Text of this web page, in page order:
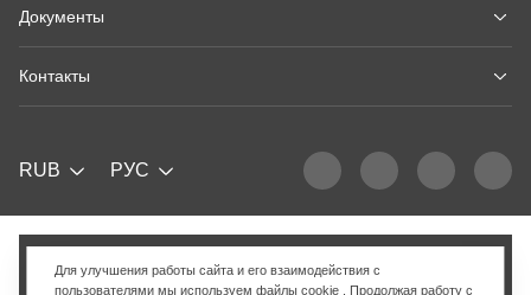
Добавить в корзину
Документы
Контакты
RUB РУС
Для улучшения работы сайта и его взаимодействия с
пользователями мы используемфайлы cookie . Продолжая работу с